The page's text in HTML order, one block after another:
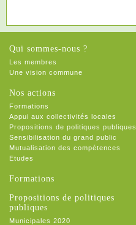
Qui sommes-nous ?
Les membres
Une vision commune
Nos actions
Formations
Appui aux collectivités locales
Propositions de politiques publiques
Sensibilisation du grand public
Mutualisation des compétences
Etudes
Formations
Propositions de politiques
publiques
Municipales 2020